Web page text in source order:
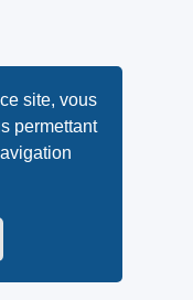
site, vous
permettant